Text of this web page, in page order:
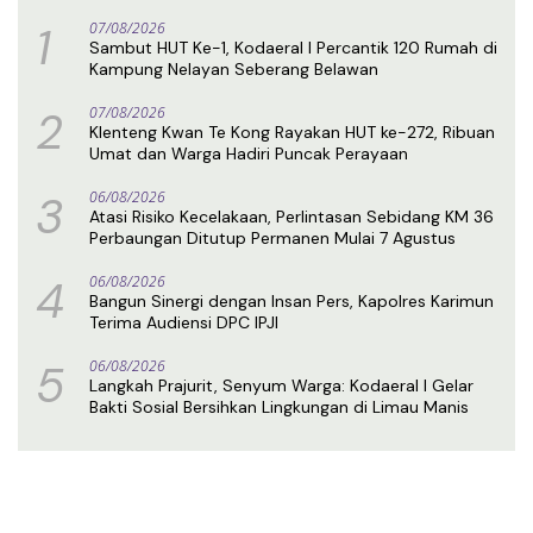
1 07/08/2026
Sambut HUT Ke-1, Kodaeral I Percantik 120 Rumah di
Kampung Nelayan Seberang Belawan
2 07/08/2026
Klenteng Kwan Te Kong Rayakan HUT ke-272, Ribuan
Umat dan Warga Hadiri Puncak Perayaan
3 06/08/2026
Atasi Risiko Kecelakaan, Perlintasan Sebidang KM 36
Perbaungan Ditutup Permanen Mulai 7 Agustus
4 06/08/2026
Bangun Sinergi dengan Insan Pers, Kapolres Karimun
Terima Audiensi DPC IPJI
5 06/08/2026
Langkah Prajurit, Senyum Warga: Kodaeral I Gelar
Bakti Sosial Bersihkan Lingkungan di Limau Manis